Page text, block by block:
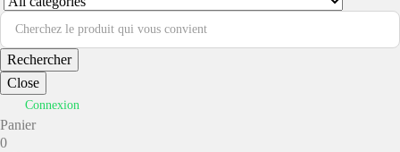
Rechercher
Close
Connexion
Panier
0